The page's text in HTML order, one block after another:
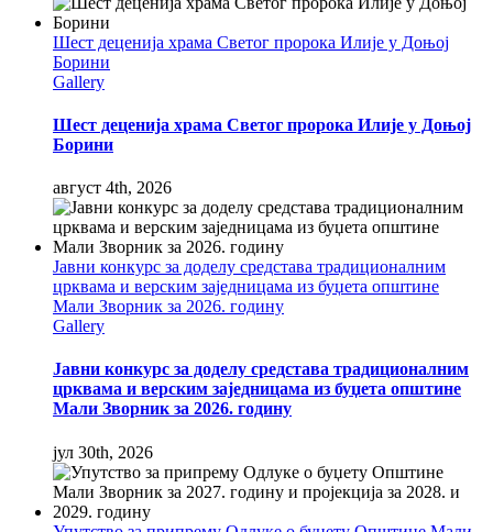
Шест деценија храма Светог пророка Илије у Доњој
Борини
Gallery
Шест деценија храма Светог пророка Илије у Доњој
Борини
август 4th, 2026
Јавни конкурс за доделу средстава традиционалним
црквама и верским заједницама из буџета општине
Мали Зворник за 2026. годину
Gallery
Јавни конкурс за доделу средстава традиционалним
црквама и верским заједницама из буџета општине
Мали Зворник за 2026. годину
јул 30th, 2026